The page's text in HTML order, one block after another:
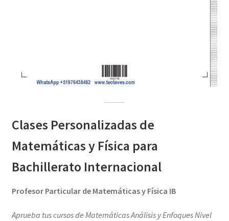
Clases Personalizadas de
Matemáticas y Física para
Bachillerato Internacional
Profesor Particular de Matemáticas y Física IB
Aprueba tus cursos de Matemáticas Análisis y Enfoques Nivel